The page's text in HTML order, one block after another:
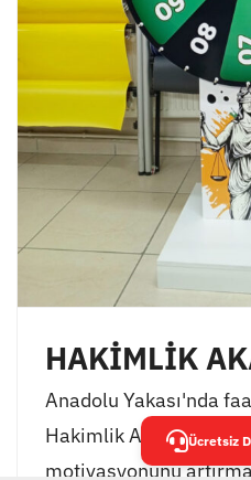
HAKİMLİK
Anadolu Yakası'nda
Hakimlik Akademisi,
motivasyonunu
Ücretsiz